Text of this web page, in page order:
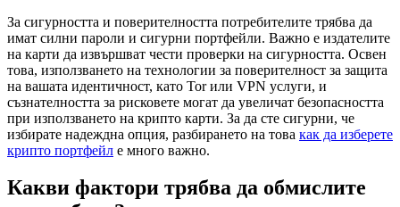
За сигурността и поверителността потребителите трябва да
имат силни пароли и сигурни портфейли. Важно е издателите
на карти да извършват чести проверки на сигурността. Освен
това, използването на технологии за поверителност за защита
на вашата идентичност, като Tor или VPN услуги, и
съзнателността за рисковете могат да увеличат безопасността
при използването на крипто карти. За да сте сигурни, че
избирате надеждна опция, разбирането на това как да изберете
крипто портфейл е много важно.
Какви фактори трябва да обмислите